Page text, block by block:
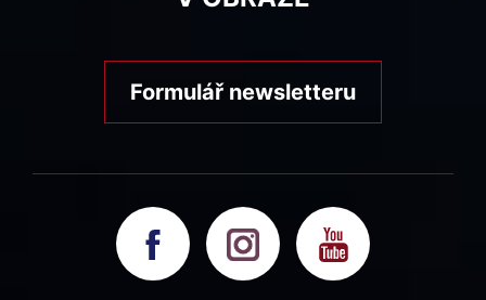
Formulář newsletteru